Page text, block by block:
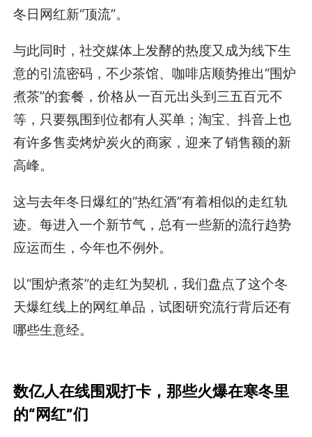
冬日网红新“顶流”。
与此同时，社交媒体上发酵的热度又成为线下生
意的引流密码，不少茶馆、咖啡店顺势推出“围炉
煮茶”的套餐，价格从一百元出头到三五百元不
等，只要氛围到位都有人买单；淘宝、抖音上也
有许多售卖烤炉炭火的商家，迎来了销售额的新
高峰。
这与去年冬日爆红的“热红酒”有着相似的走红轨
迹。每进入一个新节气，总有一些新的流行趋势
应运而生，今年也不例外。
以“围炉煮茶”的走红为契机，我们盘点了这个冬
天爆红线上的网红单品，试图研究流行背后还有
哪些生意经。
数亿人在线围观打卡，那些火爆在寒冬里
的“网红”们